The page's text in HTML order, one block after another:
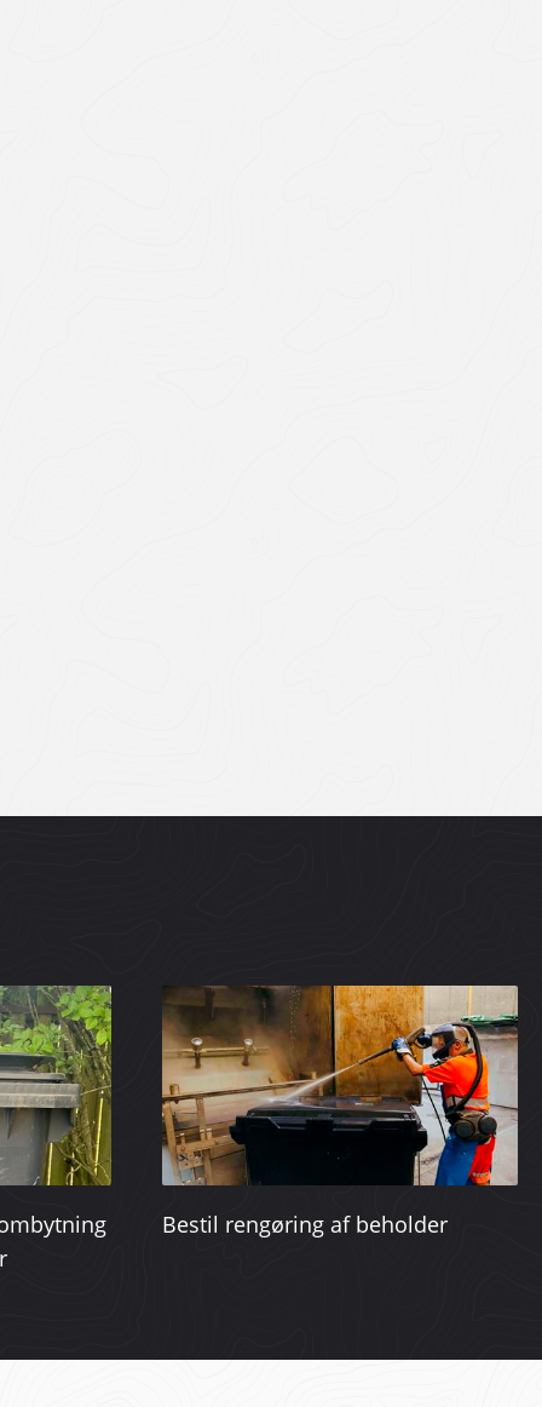
Bestil rengøring af beholder